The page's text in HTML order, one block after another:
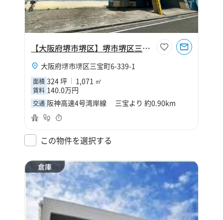
【大阪府堺市堺区】堺市堺区三宝町6丁324坪倉庫
大阪府堺市堺区三宝町6-339-1
面積 324 坪 1,071 ㎡
賃料 140.0万円
交通 阪神高速4号湾岸線 三宝より 約0.90km
この物件を選択する
倉庫